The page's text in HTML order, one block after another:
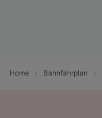
Home Bahnfahrplan